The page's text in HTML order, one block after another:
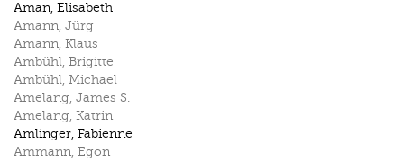
Aman, Elisabeth
Amann, Jürg
Amann, Klaus
Ambühl, Brigitte
Ambühl, Michael
Amelang, James S.
Amelang, Katrin
Amlinger, Fabienne
Ammann, Egon